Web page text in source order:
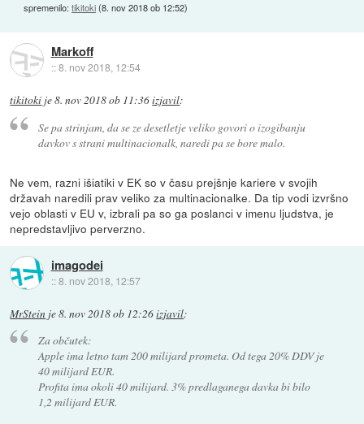
spremenilo:tikitoki(8. nov 2018 ob 12:52)
Markoff
::8. nov 2018, 12:54
tikitoki je8. nov 2018 ob 11:36izjavil:
Se pa strinjam, da se ze desetletje veliko govori o izogibanju
davkov s strani multinacionalk, naredi pa se bore malo.
Ne vem, razni išiatiki v EK so v času prejšnje kariere v svojih
državah naredili prav veliko za multinacionalke. Da tip vodi izvršno
vejo oblasti v EU v, izbrali pa so ga poslanci v imenu ljudstva, je
nepredstavljivo perverzno.
imagodei
::8. nov 2018, 12:57
MrStein je8. nov 2018 ob 12:26izjavil:
Za občutek:
Apple ima letno tam 200 milijard prometa. Od tega 20% DDV je
40 milijard EUR.
Profita ima okoli 40 milijard. 3% predlaganega davka bi bilo
1,2 milijard EUR.